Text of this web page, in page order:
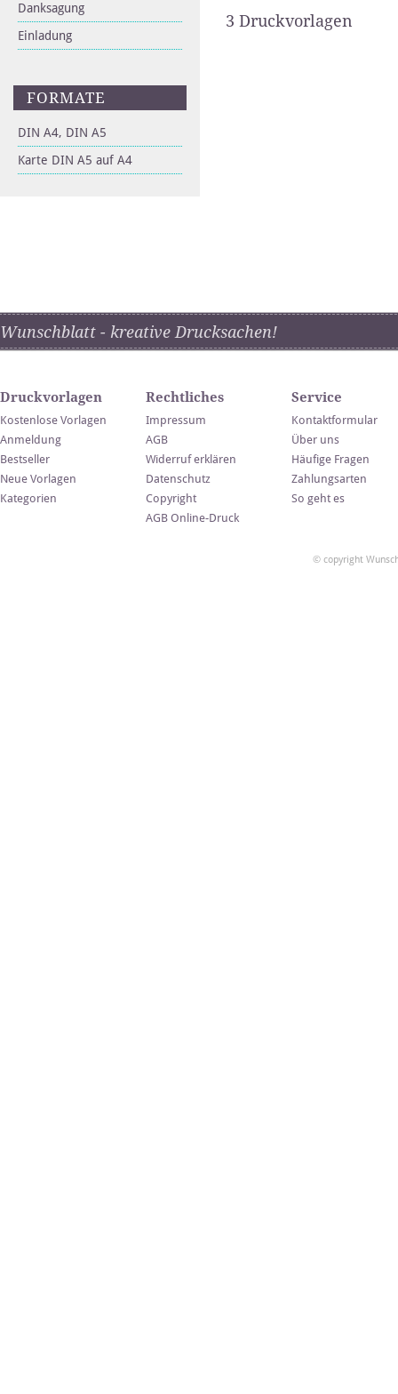
Danksagung
Einladung
FORMATE
DIN A4, DIN A5
Karte DIN A5 auf A4
3 Druckvorlagen
Wunschblatt - kreative Drucksachen!
Druckvorlagen
Kostenlose Vorlagen
Anmeldung
Bestseller
Neue Vorlagen
Kategorien
Rechtliches
Impressum
AGB
Widerruf erklären
Datenschutz
Copyright
AGB Online-Druck
Service
Kontaktformular
Über uns
Häufige Fragen
Zahlungsarten
So geht es
© copyright